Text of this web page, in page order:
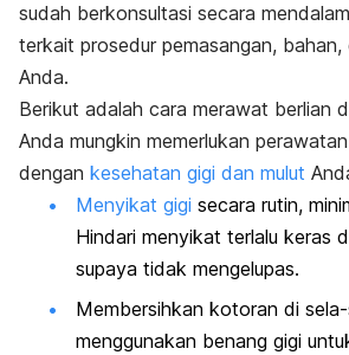
sudah berkonsultasi secara
terkait prosedur pemasangan,
Anda.
Berikut adalah cara merawat berlian
Anda mungkin memerlukan
dengan kesehatan gigi dan mulut
Menyikat gigi secara rutin,
Hindari menyikat terlalu keras
supaya tidak mengelupas.
Membersihkan kotoran di
menggunakan benang gigi